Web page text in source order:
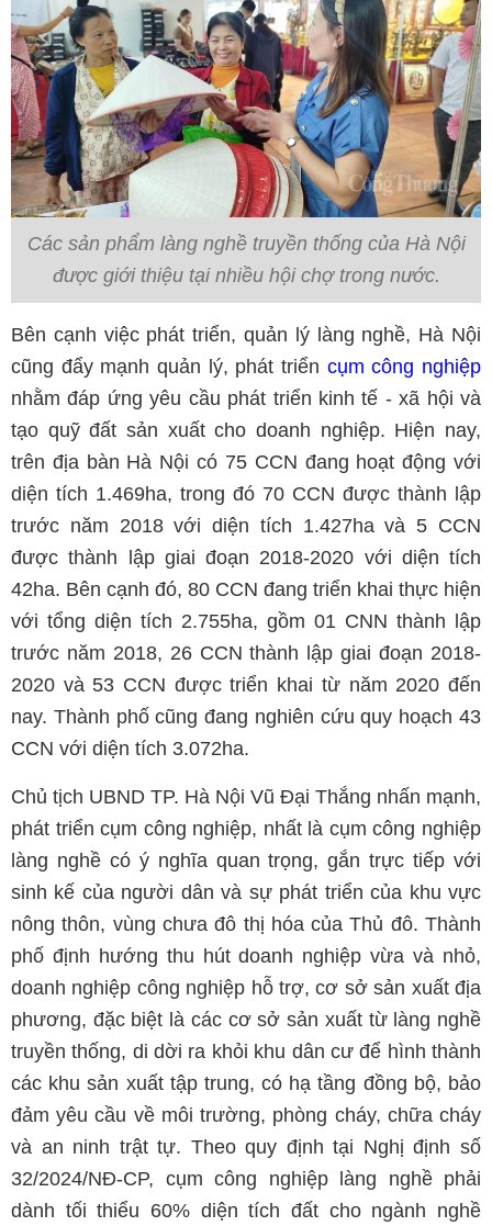
Các sản phẩm làng nghề truyền thống của Hà Nội
được giới thiệu tại nhiều hội chợ trong nước.
Bên cạnh việc phát triển, quản lý làng nghề, Hà Nội
cũng đẩy mạnh quản lý, phát triển cụm công nghiệp
nhằm đáp ứng yêu cầu phát triển kinh tế - xã hội và
tạo quỹ đất sản xuất cho doanh nghiệp. Hiện nay,
trên địa bàn Hà Nội có 75 CCN đang hoạt động với
diện tích 1.469ha, trong đó 70 CCN được thành lập
trước năm 2018 với diện tích 1.427ha và 5 CCN
được thành lập giai đoạn 2018-2020 với diện tích
42ha. Bên cạnh đó, 80 CCN đang triển khai thực hiện
với tổng diện tích 2.755ha, gồm 01 CNN thành lập
trước năm 2018, 26 CCN thành lập giai đoạn 2018-
2020 và 53 CCN được triển khai từ năm 2020 đến
nay. Thành phố cũng đang nghiên cứu quy hoạch 43
CCN với diện tích 3.072ha.
Chủ tịch UBND TP. Hà Nội Vũ Đại Thắng nhấn mạnh,
phát triển cụm công nghiệp, nhất là cụm công nghiệp
làng nghề có ý nghĩa quan trọng, gắn trực tiếp với
sinh kế của người dân và sự phát triển của khu vực
nông thôn, vùng chưa đô thị hóa của Thủ đô. Thành
phố định hướng thu hút doanh nghiệp vừa và nhỏ,
doanh nghiệp công nghiệp hỗ trợ, cơ sở sản xuất địa
phương, đặc biệt là các cơ sở sản xuất từ làng nghề
truyền thống, di dời ra khỏi khu dân cư để hình thành
các khu sản xuất tập trung, có hạ tầng đồng bộ, bảo
đảm yêu cầu về môi trường, phòng cháy, chữa cháy
và an ninh trật tự. Theo quy định tại Nghị định số
32/2024/NĐ-CP, cụm công nghiệp làng nghề phải
dành tối thiểu 60% diện tích đất cho ngành nghề